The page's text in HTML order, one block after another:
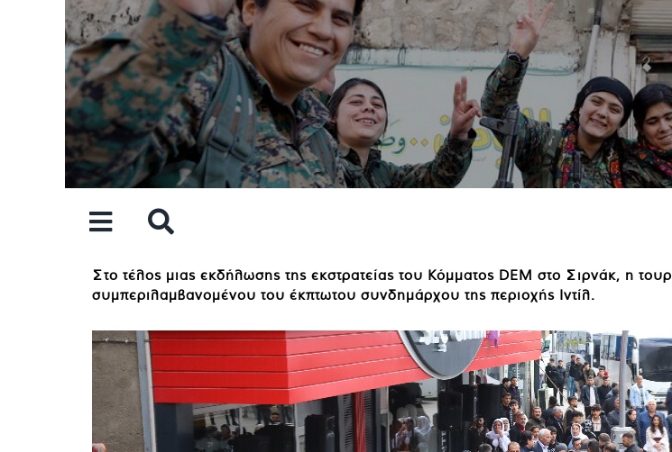
Στο τέλος μιας εκδήλωσης της εκστρατείας του Κόμματος DEM στο Σιρνάκ, η
συμπεριλαμβανομένου του έκπτωτου συνδημάρχου της περιοχής Ιντίλ.